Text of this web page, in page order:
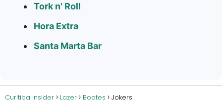
Tork n' Roll
Hora Extra
Santa Marta Bar
Curitiba Insider Lazer Boates Jokers